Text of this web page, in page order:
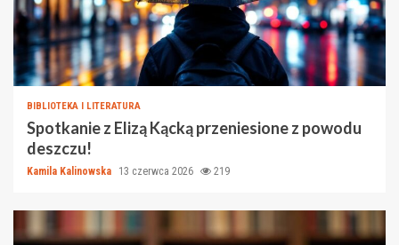
BIBLIOTEKA I LITERATURA
Spotkanie z Elizą Kącką przeniesione z powodu
deszczu!
Kamila Kalinowska 13 czerwca 2026 219